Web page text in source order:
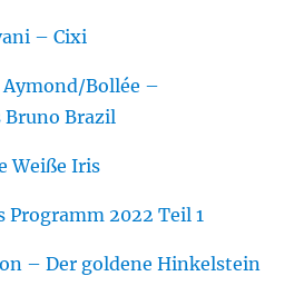
– Cixi
Bollée –
Bruno Brazil
Weiße Iris
Programm 2022 Teil 1
– Der goldene Hinkelstein